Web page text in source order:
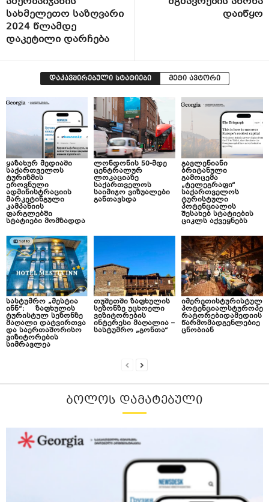
სახმელეთო საზღვარი
2024 წლამდე
დაკეტილი დარჩება
დაიწყო
დაკავშირებული სტატიები მეტი ავტორი
ყაზახურ მედიაში
საქართველოს
ტურიზმის
ეროვნული
ადმინისტრაციის
მარკეტინგული
კამპანიის
ფარგლებში
სტატიები მომზადდა
ლონდონის 50-მდე
ცენტრალურ
ლოკაციაზე
საქართველოს
საიმიჯო ვიზუალები
განთავსდა
გავლენიანი
ბრიტანული
გამოცემა
„ტელეგრაფი“
საქართველოს
ტურისტული
პოტენციალის
შესახებ სტატიების
ციკლს აქვეყნებს
სასტუმრო „მესტია
ინნ“: ზაფხულის
ტურისტულ სეზონზე
მაღალი დატვირთვა
და საერთაშორისო
ვიზიტორების
სიმრავლეა
თუშეთში ზაფხულის
სეზონზე უცხოელი
ვიზიტორების
ინტერესი მაღალია –
სასტუმრო „გონთა“
იმერეთისტურისტულ
პოტენციალსტუროპე
რატორებიდამედიის
წარმომადგენლებიე
ცნობიან
ᲑᲝᲚᲝᲡ ᲓᲐᲛᲐᲢᲔᲑᲣᲚᲘ